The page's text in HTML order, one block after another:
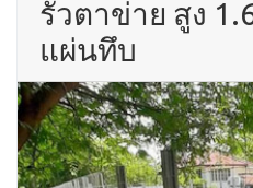
รั้วตาข่าย สูง
แผ่นทึบ